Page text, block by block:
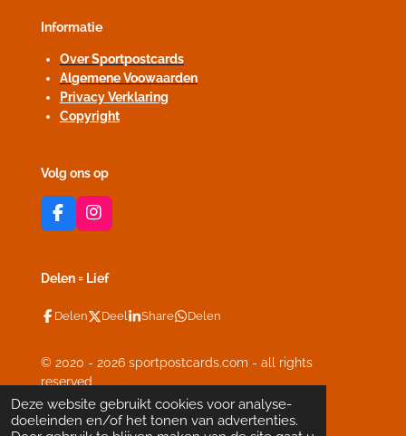
Deze website gebruikt cookies voor analyse-
doeleinden en/of het tonen van advertenties.
Informatie
Over Sportpostcards
Algemene Voowaarden
Privacy Verklaring
Copyright
Volg ons op
F
a
e
b
o
I
n
t
a
r
Delen = Lief
Delen Deel Share Delen
© 2020 - 2026 sportpostcards.com - all rights
reserved
Powered byJouwWeb